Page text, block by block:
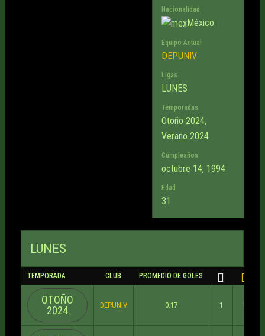
Nacionalidad
México
Equipo Actual
DEPUNIV
Ligas
LUNES
Temporadas
Otoño 2024,
Verano 2024
Cumpleaños
octubre 14, 1994
Edad
31
LUNES
TEMPORADA CLUB PROMEDIO DE GOLES
OTOÑO
2024
DEPUNIV 0.17 1 0